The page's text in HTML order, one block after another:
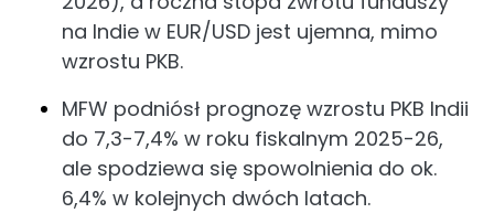
na Indie w EUR/USD jest ujemna, mimo
wzrostu PKB.
MFW podniósł prognozę wzrostu PKB Indii
do 7,3-7,4% w roku fiskalnym 2025-26,
ale spodziewa się spowolnienia do ok.
6,4% w kolejnych dwóch latach.